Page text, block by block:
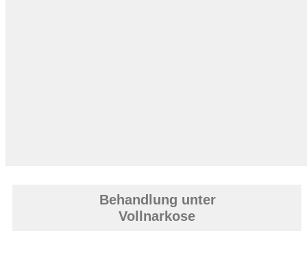
Behandlung unter
Vollnarkose